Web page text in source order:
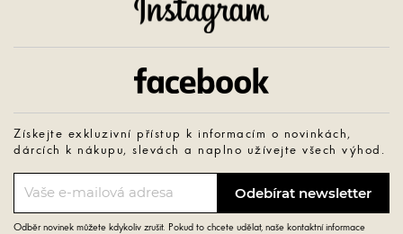
Získejte exkluzivní přístup k informacím o novinkách,
dárcích k nákupu, slevách a naplno užívejte všech výhod.
Odběr novinek můžete kdykoliv zrušit. Pokud to chcete udělat, naše kontaktní informace